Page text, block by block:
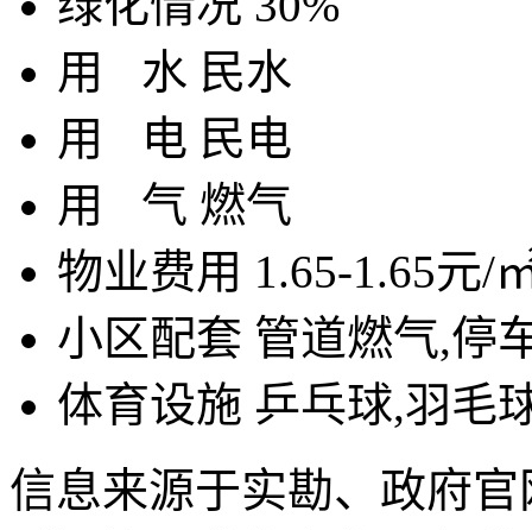
用 水 民水
用
电 民电
用 气 燃气
物业费用 1.65-1.65元/
小区配套 管道燃气,停
体育设施 乒乓球,羽毛
信息来源于实勘、政府